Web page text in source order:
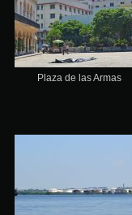
Plaza de las Armas